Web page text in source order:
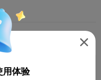
微缩模型 角色与怪物 
置

用体验